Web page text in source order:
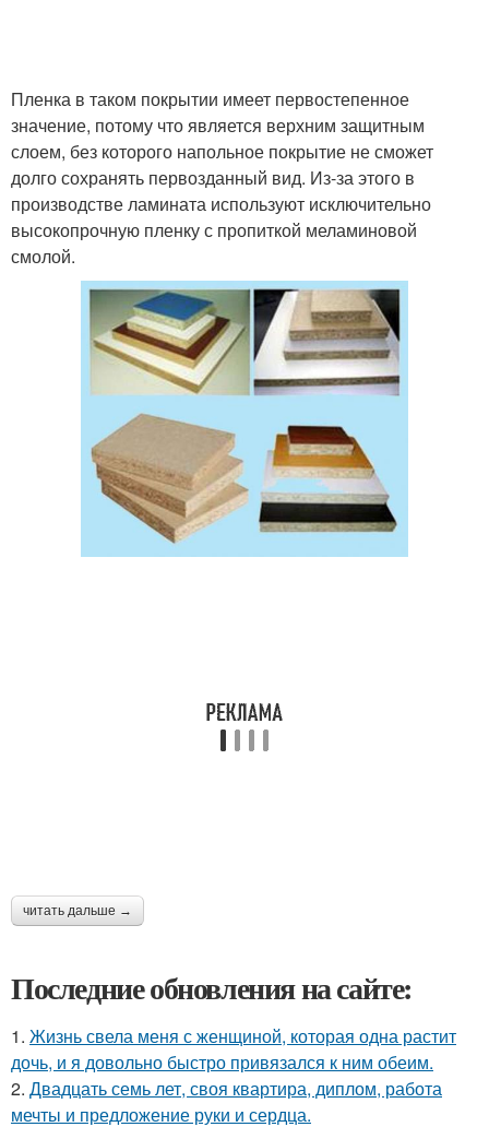
Пленка в таком покрытии имеет первостепенное
значение, потому что является верхним защитным
слоем, без которого напольное покрытие не сможет
долго сохранять первозданный вид. Из-за этого в
производстве ламината используют исключительно
высокопрочную пленку с пропиткой меламиновой
смолой.
читать дальше →
Последние обновления на сайте:
1. Жизнь свела меня с женщиной, которая одна растит
дочь, и я довольно быстро привязался к ним обеим.
2. Двадцать семь лет, своя квартира, диплом, работа
мечты и предложение руки и сердца.